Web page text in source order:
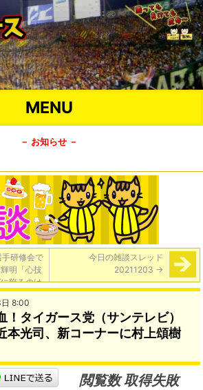
MENU
－ お知らせ －
研修会で
明「心技
陥るのは
に心がダ
あって、
なと。」
今日の雑談スレッド
20211203 →
8:00
！タイガース党（サンテレビ）
本光司、新コーナーに村上頌樹
閲覧数 取得失敗